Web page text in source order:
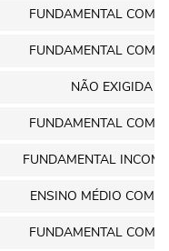
FUNDAMENTAL
FUNDAMENTAL
NÃO EXIGIDA
FUNDAMENTAL
FUNDAMENTAL
ENSINO MÉDIO
FUNDAMENTAL